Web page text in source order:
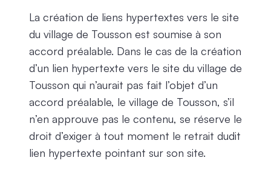
La création de liens hypertextes vers le site
du village de Tousson est soumise à son
accord préalable. Dans le cas de la création
d’un lien hypertexte vers le site du village de
Tousson qui n’aurait pas fait l’objet d’un
accord préalable, le village de Tousson, s’il
n’en approuve pas le contenu, se réserve le
droit d’exiger à tout moment le retrait dudit
lien hypertexte pointant sur son site.